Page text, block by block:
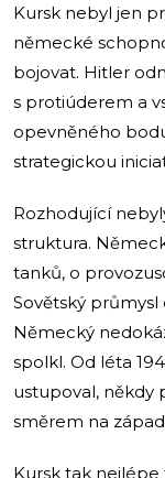
Kursk nebyl jen
německé
bojovat. Hitler
s protiúderem a
opevněného
strategickou
Rozhodující
struktura.
tanků, o
Sovětský průmysl
Německý
spolkl. Od léta
ustupoval, někdy
směrem na
Kursk tak nejlépe